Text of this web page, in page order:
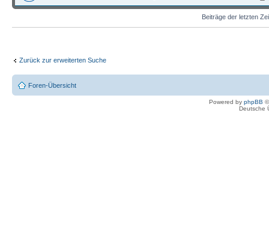
Beiträge der letzten
Zurück zur erweiterten Suche
Foren-Übersicht
Powered by phpBB
Deutsche